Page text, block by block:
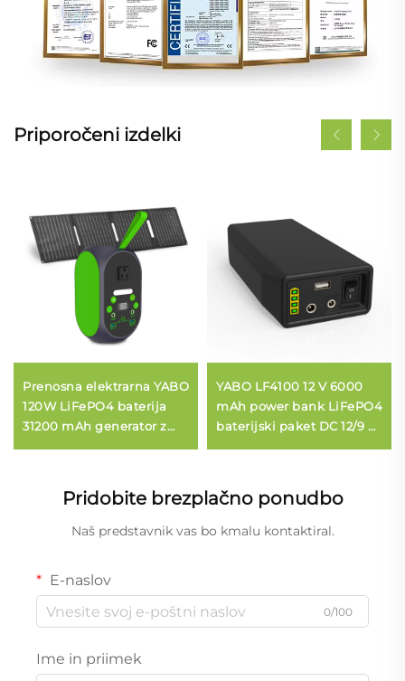
Priporočeni izdelki
Prenosna elektrarna YABO
120W LiFePO4 baterija
31200 mAh generator z
panelom za kampiranje
na prostem, izredne
napajanje UPS
YABO LF4100 12 V 6000
mAh power bank LiFePO4
baterijski paket DC 12/9 V
Pridobite brezplačno ponudbo
Naš predstavnik vas bo kmalu kontaktiral.
E-naslov
0/100
Ime in priimek